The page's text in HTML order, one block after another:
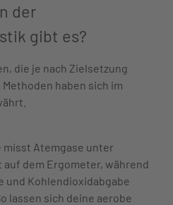
der
gibt es?
die je nach Zielsetzung
haben sich im
misst Atemgase unter
auf dem Ergometer, während
und Kohlendioxidabgabe
lassen sich deine aerobe